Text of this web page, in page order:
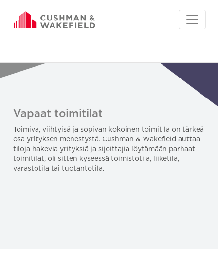
Vapaat toimitilat
Toimiva, viihtyisä ja sopivan kokoinen toimitila on tärkeä
osa yrityksen menestystä. Cushman & Wakefield auttaa
tiloja hakevia yrityksiä ja sijoittajia löytämään parhaat
toimitilat, oli sitten kyseessä toimistotila, liiketila,
varastotila tai tuotantotila.